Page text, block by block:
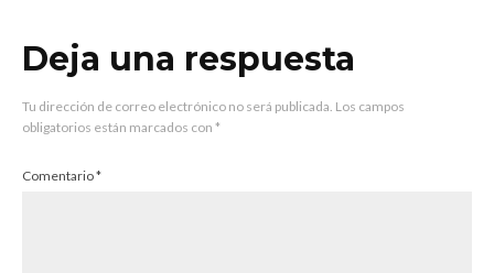
Deja una respuesta
Tu dirección de correo electrónico no será publicada. Los campos
obligatorios están marcados con *
Comentario*